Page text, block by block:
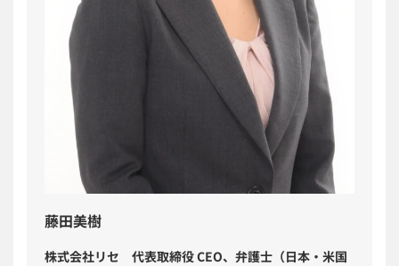
藤田美樹
株式会社リセ 代表取締役 CEO、弁護士（日本・米国